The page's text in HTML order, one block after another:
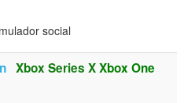
social
Xbox Series XXbox One